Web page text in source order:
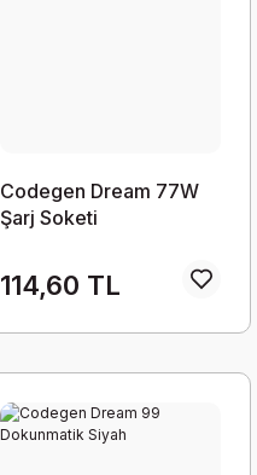
Codegen Dream 77W
Şarj Soketi
114,60 TL